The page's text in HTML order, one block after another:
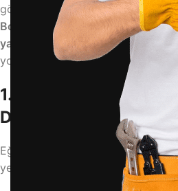
görünse de çoğu zaman basit
Bosch çamaşır makinesi suyu
yapmıyor
sorunu için aşağıdaki
yollarını dikkate alabilirsiniz.
1. Dengesiz Yük (Yük
Dışı Bırakabilir)
Eğer tambur içinde çamaşırlar
yerleştirilmişse, makine koruma